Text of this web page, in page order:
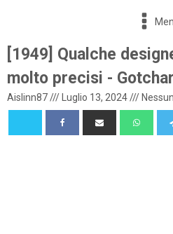
[1949] Qualche
molto precisi -
Aislinn87/// Luglio 13, 2024///